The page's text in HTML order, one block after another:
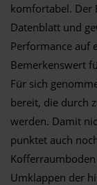
komfortabel. Der
Datenblatt und
Performance auf
Bemerkenswert
Für sich
bereit, die durch
werden. Damit
punktet auch
Umklappen der